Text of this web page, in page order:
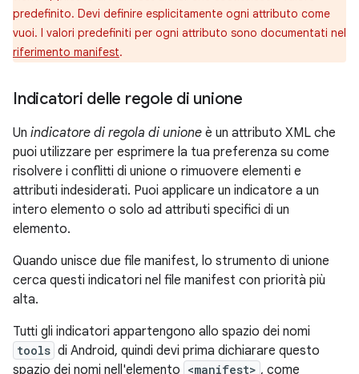
predefinito. Devi definire esplicitamente ogni attributo come
vuoi. I valori predefiniti per ogni attributo sono documentati nel
riferimento manifest.
Indicatori delle regole di unione
Un indicatore di regola di unione è un attributo XML che
puoi utilizzare per esprimere la tua preferenza su come
risolvere i conflitti di unione o rimuovere elementi e
attributi indesiderati. Puoi applicare un indicatore a un
intero elemento o solo ad attributi specifici di un
elemento.
Quando unisce due file manifest, lo strumento di unione
cerca questi indicatori nel file manifest con priorità più
alta.
Tutti gli indicatori appartengono allo spazio dei nomi
tools di Android, quindi devi prima dichiarare questo
spazio dei nomi nell'elemento <manifest> , come